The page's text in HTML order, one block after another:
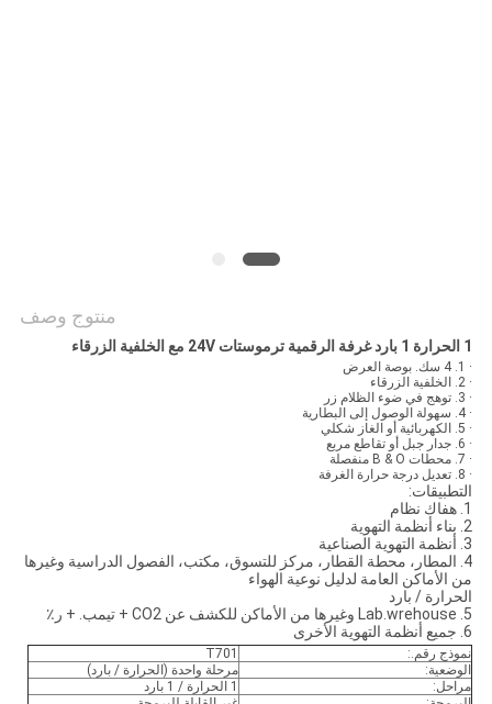
منتوج وصف
1 الحرارة 1 بارد غرفة الرقمية ترموستات 24V مع الخلفية الزرقاء
· 1. 4 سك. بوصة العرض
· 2. الخلفية الزرقاء
· 3. توهج في ضوء الظلام زر
· 4. سهولة الوصول إلى البطارية
· 5. الكهربائية أو الغاز شكلي
· 6. جدار جبل أو تقاطع مربع
· 7. محطات B & O منفصلة
· 8. تعديل درجة حرارة الغرفة
التطبيقات:
1. هفاك نظام
2. بناء أنظمة التهوية
3. أنظمة التهوية الصناعية
4. المطار، محطة القطار، مركز للتسوق، مكتب، الفصول الدراسية وغيرها
من الأماكن العامة لدليل نوعية الهواء
الحرارة / بارد
5. Lab.wrehouse وغيرها من الأماكن للكشف عن CO2 + تيمب. + ر٪
6. جميع أنظمة التهوية الأخرى
نموذج رقم.:
T701
الوضعية:
مرحلة واحدة (الحرارة / بارد)
مراحل:
1 الحرارة / 1 بارد